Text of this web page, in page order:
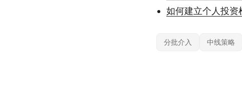
如何建立个人投资
分批介入 中线策略